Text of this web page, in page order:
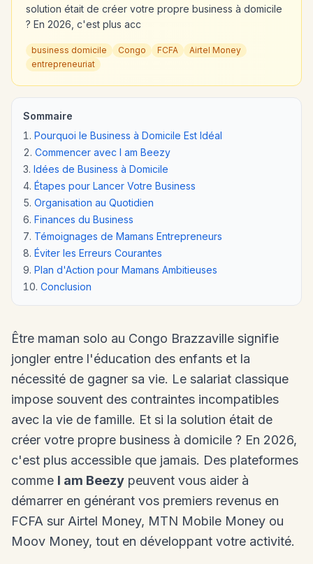
solution était de créer votre propre business à domicile
? En 2026, c'est plus acc
business domicile Congo FCFA
Airtel Money
entrepreneuriat
Sommaire
Pourquoi le Business à Domicile Est Idéal
Commencer avec I am Beezy
Idées de Business à Domicile
Étapes pour Lancer Votre Business
Organisation au Quotidien
Finances du Business
Témoignages de Mamans Entrepreneurs
Éviter les Erreurs Courantes
Plan d'Action pour Mamans Ambitieuses
Conclusion
Être maman solo au Congo Brazzaville signifie
jongler entre l'éducation des enfants et la
nécessité de gagner sa vie. Le salariat classique
impose souvent des contraintes incompatibles
avec la vie de famille. Et si la solution était de
créer votre propre business à domicile ? En 2026,
c'est plus accessible que jamais. Des plateformes
comme I am Beezy peuvent vous aider à
démarrer en générant vos premiers revenus en
FCFA sur Airtel Money, MTN Mobile Money ou
Moov Money, tout en développant votre activité.